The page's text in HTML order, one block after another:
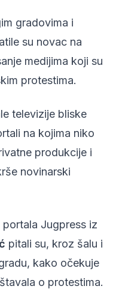
gradovima i
su novac na
medijima koji su
protestima.
televizije bliske
na kojima niko
produkcije i
novinarski
portala Jugpress iz
pitali su, kroz šalu i
kako očekuje
o protestima.